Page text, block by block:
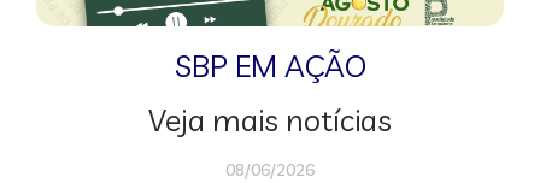
SBP EM AÇÃO
Veja mais notícias
08/06/2026